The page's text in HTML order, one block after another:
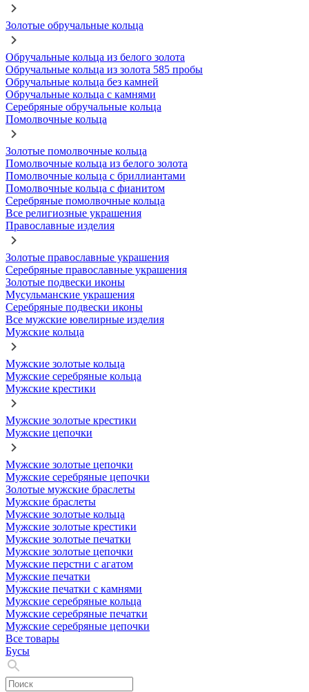
Золотые обручальные кольца
Обручальные кольца из белого золота
Обручальные кольца из золота 585 пробы
Обручальные кольца без камней
Обручальные кольца с камнями
Серебряные обручальные кольца
Помолвочные кольца
Золотые помолвочные кольца
Помолвочные кольца из белого золота
Помолвочные кольца с бриллиантами
Помолвочные кольца с фианитом
Серебряные помолвочные кольца
Все религиозные украшения
Православные изделия
Золотые православные украшения
Серебряные православные украшения
Золотые подвески иконы
Мусульманские украшения
Серебряные подвески иконы
Все мужские ювелирные изделия
Мужские кольца
Мужские золотые кольца
Мужские серебряные кольца
Мужские крестики
Мужские золотые крестики
Мужские цепочки
Мужские золотые цепочки
Мужские серебряные цепочки
Золотые мужские браслеты
Мужские браслеты
Мужские золотые кольца
Мужские золотые крестики
Мужские золотые печатки
Мужские золотые цепочки
Мужские перстни с агатом
Мужские печатки
Мужские печатки с камнями
Мужские серебряные кольца
Мужские серебряные печатки
Мужские серебряные цепочки
Все товары
Бусы